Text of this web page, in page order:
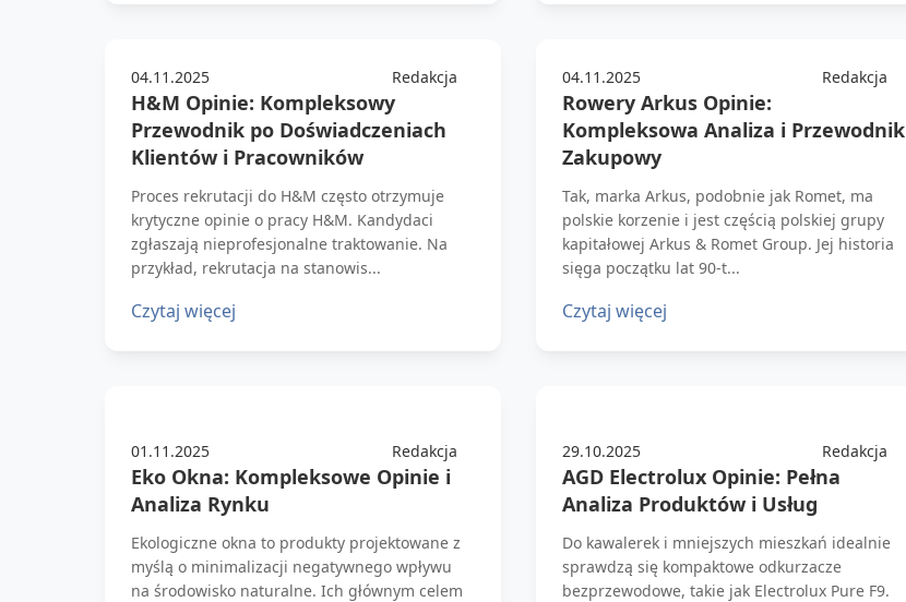
04.11.2025 Redakcja
H&M Opinie: Kompleksowy
Przewodnik po Doświadczeniach
Klientów i Pracowników
Proces rekrutacji do H&M często otrzymuje
krytyczne opinie o pracy H&M. Kandydaci
zgłaszają nieprofesjonalne traktowanie. Na
przykład, rekrutacja na stanowis...
Czytaj więcej
04.11.2025 Redakcja
Rowery Arkus Opinie:
Kompleksowa Analiza i Przewodnik
Zakupowy
Tak, marka Arkus, podobnie jak Romet, ma
polskie korzenie i jest częścią polskiej grupy
kapitałowej Arkus & Romet Group. Jej historia
sięga początku lat 90-t...
Czytaj więcej
01.11.2025 Redakcja
Eko Okna: Kompleksowe Opinie i
Analiza Rynku
Ekologiczne okna to produkty projektowane z
myślą o minimalizacji negatywnego wpływu
na środowisko naturalne. Ich głównym celem
29.10.2025 Redakcja
AGD Electrolux Opinie: Pełna
Analiza Produktów i Usług
Do kawalerek i mniejszych mieszkań idealnie
sprawdzą się kompaktowe odkurzacze
bezprzewodowe, takie jak Electrolux Pure F9.